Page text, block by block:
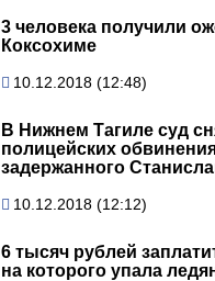
3 человека получили
Коксохиме
10.12.2018 (12:48)
В Нижнем Тагиле суд
полицейских
задержанного
10.12.2018 (12:12)
6 тысяч рублей
на которого упала